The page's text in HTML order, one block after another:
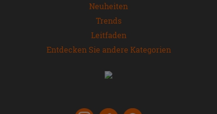
Neuheiten
Trends
Leitfaden
Entdecken Sie andere Kategorien